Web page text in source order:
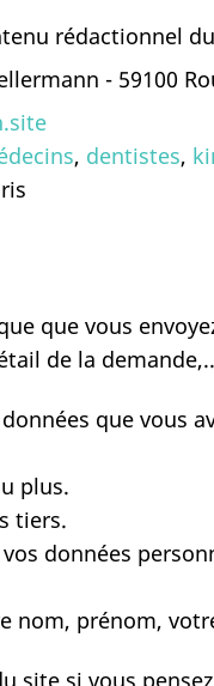
rédactionnel
- 59100
, dentistes,
que vous
de la
que vous
au plus.
des tiers.
données
nom, prénom,
site si vous